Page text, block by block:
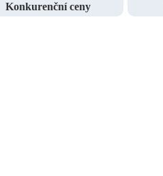
Konkurenční ceny